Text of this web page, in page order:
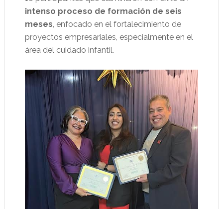
intenso proceso de formación de seis
meses, enfocado en el fortalecimiento de
proyectos empresariales, especialmente en el
área del cuidado infantil.